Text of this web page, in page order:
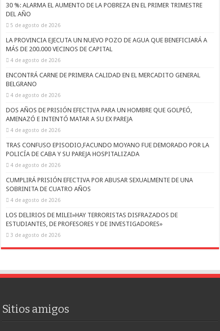
30 %: ALARMA EL AUMENTO DE LA POBREZA EN EL PRIMER TRIMESTRE
DEL AÑO
5 de agosto de 2026
LA PROVINCIA EJECUTA UN NUEVO POZO DE AGUA QUE BENEFICIARÁ A
MÁS DE 200.000 VECINOS DE CAPITAL
4 de agosto de 2026
ENCONTRÁ CARNE DE PRIMERA CALIDAD EN EL MERCADITO GENERAL
BELGRANO
4 de agosto de 2026
DOS AÑOS DE PRISIÓN EFECTIVA PARA UN HOMBRE QUE GOLPEÓ,
AMENAZÓ E INTENTÓ MATAR A SU EX PAREJA
4 de agosto de 2026
TRAS CONFUSO EPISODIO,FACUNDO MOYANO FUE DEMORADO POR LA
POLICÍA DE CABA Y SU PAREJA HOSPITALIZADA
4 de agosto de 2026
CUMPLIRÁ PRISIÓN EFECTIVA POR ABUSAR SEXUALMENTE DE UNA
SOBRINITA DE CUATRO AÑOS
4 de agosto de 2026
LOS DELIRIOS DE MILEI»HAY TERRORISTAS DISFRAZADOS DE
ESTUDIANTES, DE PROFESORES Y DE INVESTIGADORES»
3 de agosto de 2026
Sitios amigos